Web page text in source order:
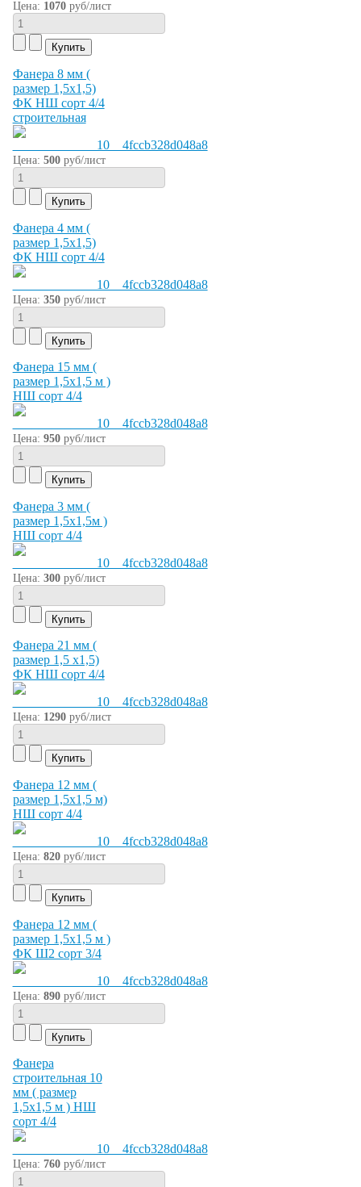
Цена: 1070руб/лист
Фанера 8 мм (
размер 1,5х1,5)
ФК НШ сорт 4/4
строительная
Цена: 500руб/лист
Фанера 4 мм (
размер 1,5х1,5)
ФК НШ сорт 4/4
Цена: 350руб/лист
Фанера 15 мм (
размер 1,5х1,5 м )
НШ сорт 4/4
Цена: 950руб/лист
Фанера 3 мм (
размер 1,5х1,5м )
НШ сорт 4/4
Цена: 300руб/лист
Фанера 21 мм (
размер 1,5 х1,5)
ФК НШ сорт 4/4
Цена: 1290руб/лист
Фанера 12 мм (
размер 1,5х1,5 м)
НШ сорт 4/4
Цена: 820руб/лист
Фанера 12 мм (
размер 1,5х1,5 м )
ФК Ш2 сорт 3/4
Цена: 890руб/лист
Фанера
строительная 10
мм ( размер
1,5х1,5 м ) НШ
сорт 4/4
Цена: 760руб/лист